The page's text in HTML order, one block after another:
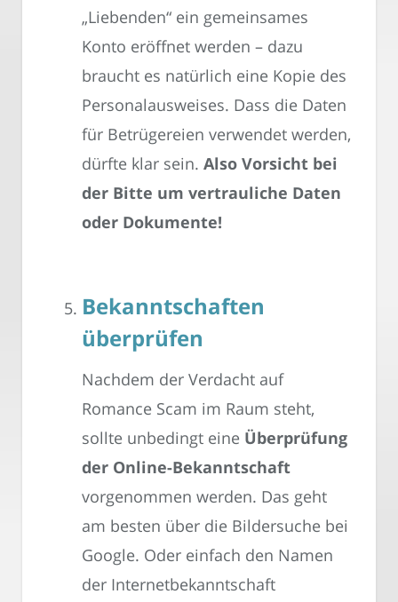
„Liebenden“ ein gemeinsames
Konto eröffnet werden – dazu
braucht es natürlich eine Kopie des
Personalausweises. Dass die Daten
für Betrügereien verwendet werden,
dürfte klar sein. Also Vorsicht bei
der Bitte um vertrauliche Daten
oder Dokumente!
Bekanntschaften
überprüfen
Nachdem der Verdacht auf
Romance Scam im Raum steht,
sollte unbedingt eine Überprüfung
der Online-Bekanntschaft
vorgenommen werden. Das geht
am besten über die Bildersuche bei
Google. Oder einfach den Namen
der Internetbekanntschaft